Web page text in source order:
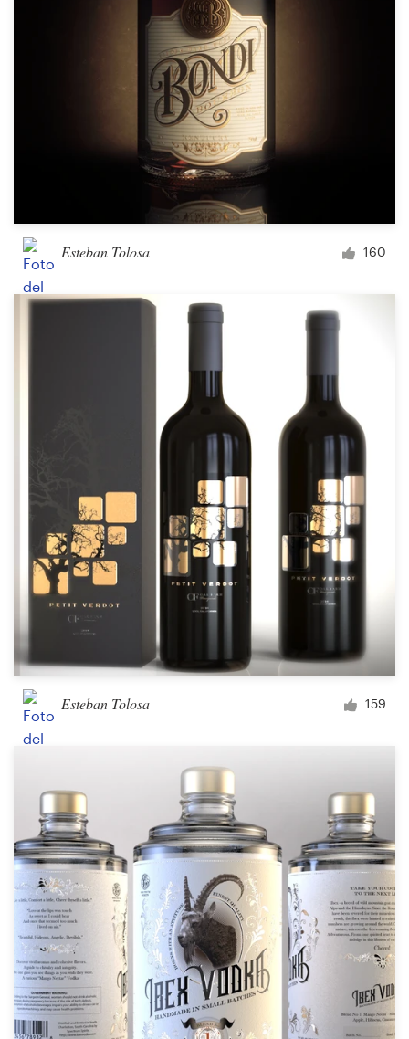
Esteban Tolosa 160
Esteban Tolosa 159